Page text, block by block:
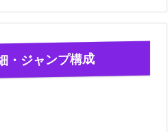
・ジャンプ構成